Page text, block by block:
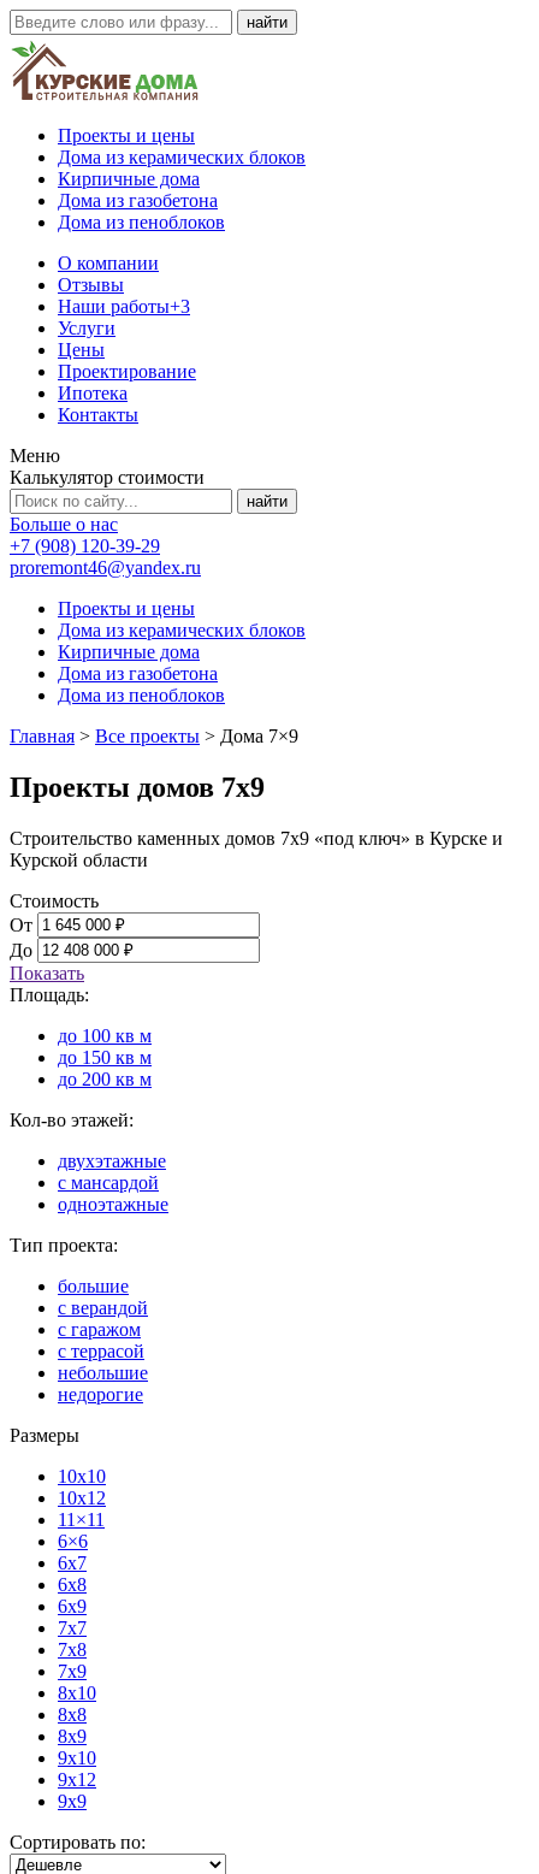
Проекты и цены
Дома из керамических блоков
Кирпичные дома
Дома из газобетона
Дома из пеноблоков
О компании
Отзывы
Наши работы+3
Услуги
Цены
Проектирование
Ипотека
Контакты
Меню
Калькулятор стоимости
Больше о нас
+7 (908) 120-39-29
proremont46@yandex.ru
Проекты и цены
Дома из керамических блоков
Кирпичные дома
Дома из газобетона
Дома из пеноблоков
Главная > Все проекты > Дома 7×9
Проекты домов 7х9
Строительство каменных домов 7х9 «под ключ» в Курске и
Курской области
Стоимость
От
До
Показать
Площадь:
до 100 кв м
до 150 кв м
до 200 кв м
Кол-во этажей:
двухэтажные
с мансардой
одноэтажные
Тип проекта:
большие
с верандой
с гаражом
с террасой
небольшие
недорогие
Размеры
10x10
10x12
11×11
6×6
6x7
6x8
6x9
7x7
7x8
7x9
8x10
8x8
8x9
9x10
9x12
9x9
Сортировать по: